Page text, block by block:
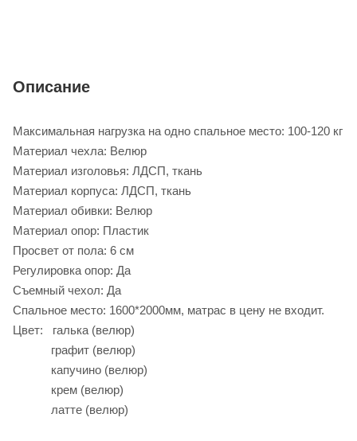
Описание
Максимальная нагрузка на одно спальное место: 100-120 кг
Материал чехла: Велюр
Материал изголовья: ЛДСП, ткань
Материал корпуса: ЛДСП, ткань
Материал обивки: Велюр
Материал опор: Пластик
Просвет от пола: 6 см
Регулировка опор: Да
Съемный чехол: Да
Спальное место: 1600*2000мм, матрас в цену не входит.
Цвет: галька (велюр)
графит (велюр)
капучино (велюр)
крем (велюр)
латте (велюр)